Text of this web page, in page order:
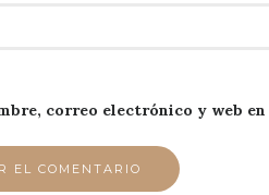
correo electrónico y web